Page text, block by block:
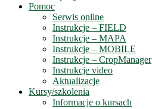
Pomoc
Serwis online
Instrukcje – FIELD
Instrukcje – MAPA
Instrukcje – MOBILE
Instrukcje – CropManager
Instrukcje video
Aktualizacje
Kursy/szkolenia
Informacje o kursach